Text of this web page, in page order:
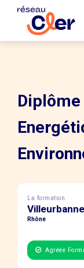
Diplôme
La formation
Villeurbanne
Rhône
Agréée